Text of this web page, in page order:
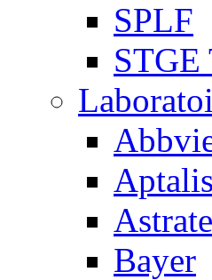
SPLF
STGE
Aptalis
Bayer